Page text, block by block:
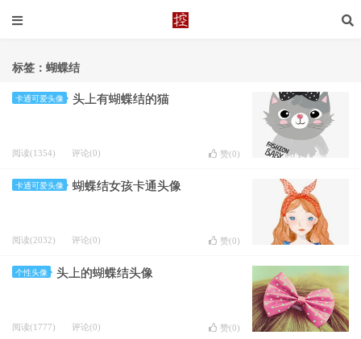
标签：蝴蝶结
卡通可爱头像 头上有蝴蝶结的猫
阅读(1354) 评论(0) 赞(0)
卡通可爱头像 蝴蝶结女孩卡通头像
阅读(2032) 评论(0) 赞(0)
个性头像 头上的蝴蝶结头像
阅读(1777) 评论(0) 赞(0)